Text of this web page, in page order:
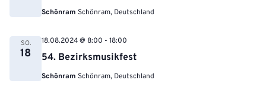
Schönram Schönram, Deutschland
SO.
18 54. Bezirksmusikfest
18.08.2024 @ 8:00 - 18:00
Schönram Schönram, Deutschland